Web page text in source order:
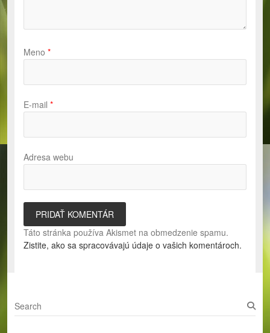
Meno *
E-mail *
Adresa webu
Táto stránka používa Akismet na obmedzenie spamu.
Zistite, ako sa spracovávajú údaje o vašich komentároch.
S
e